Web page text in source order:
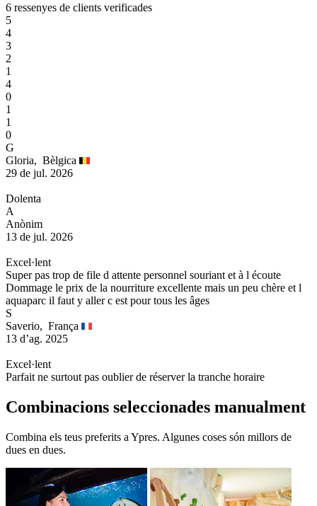
6 ressenyes de clients verificades
5
4
3
2
1
4
0
1
1
0
G
Gloria, Bèlgica
29 de jul. 2026
Dolenta
A
Anònim
13 de jul. 2026
Excel·lent
Super pas trop de file d attente personnel souriant et à l écoute
Dommage le prix de la nourriture excellente mais un peu chère et l
aquaparc il faut y aller c est pour tous les âges
S
Saverio, França
13 d’ag. 2025
Excel·lent
Parfait ne surtout pas oublier de réserver la tranche horaire
Combinacions seleccionades manualment
Combina els teus preferits a Ypres. Algunes coses són millors de
dues en dues.